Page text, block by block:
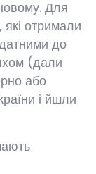
Для
отримали
до
(дали
або
і йшли